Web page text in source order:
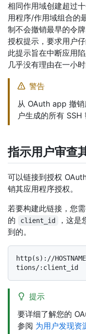
相同作用域创建超过
用程序/作用域组合的
制不会撤销最早的令
授权提示，要求用户
此提示旨在中断应用
几乎没有理由在一小
警告
从 OAuth app 撤
户生成的所有 SSH
指示用户审查
可以链接到授权
销其应用程序授权。
若要构建此链接，您
的
client_id
，这
到的。
http(s)://
提示
要详细了解您的
参阅 为用户发现资